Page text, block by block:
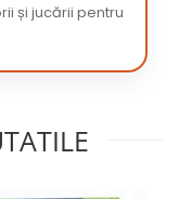
și jucării pentru